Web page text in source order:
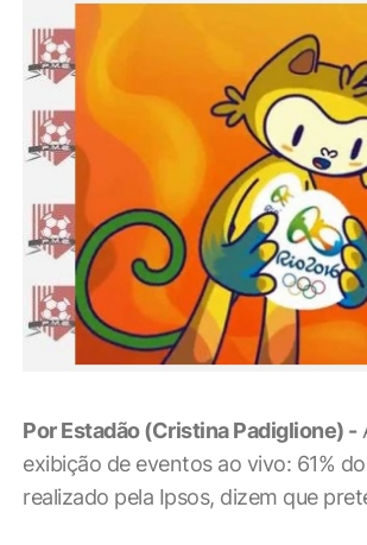
Por Estadão (Cristina Padiglione) -
exibição de eventos ao vivo: 61%
realizado pela Ipsos, dizem que